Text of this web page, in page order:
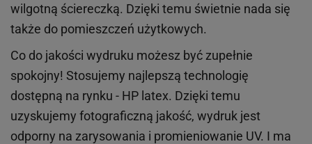
wilgotną ściereczką. Dzięki temu świetnie nada się
także do pomieszczeń użytkowych.
Co do jakości wydruku możesz być zupełnie
spokojny! Stosujemy najlepszą technologię
dostępną na rynku - HP latex. Dzięki temu
uzyskujemy fotograficzną jakość, wydruk jest
odporny na zarysowania i promieniowanie UV. I ma